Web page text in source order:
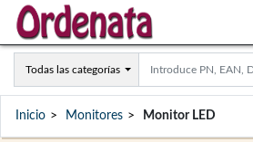
Todas las categorías
Inicio Monitores Monitor LED